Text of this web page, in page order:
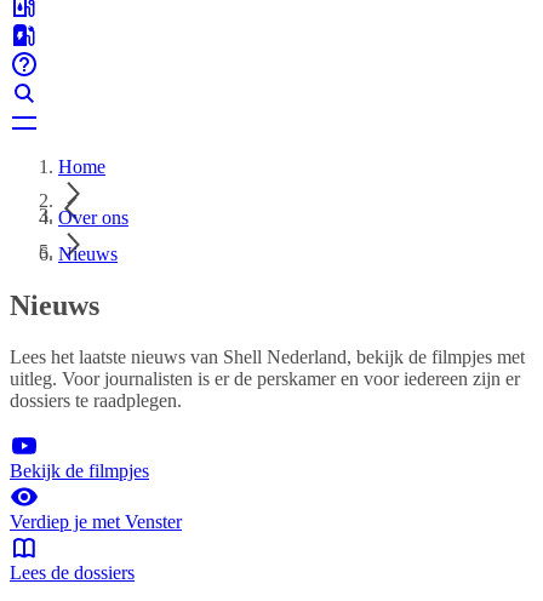
Home
Over ons
Nieuws
Nieuws
Lees het laatste nieuws van Shell Nederland, bekijk de filmpjes met
uitleg. Voor journalisten is er de perskamer en voor iedereen zijn er
dossiers te raadplegen.
Bekijk de filmpjes
Verdiep je met Venster
Lees de dossiers